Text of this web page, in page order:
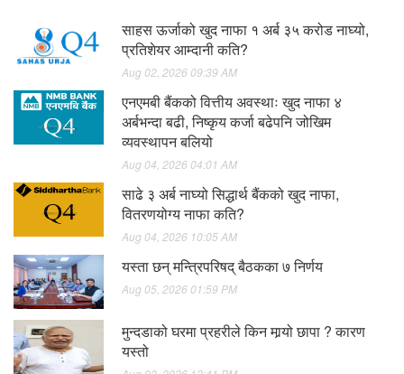
साहस ऊर्जाको खुद नाफा १ अर्ब ३५ करोड नाघ्यो,
प्रतिशेयर आम्दानी कति?
Aug 02, 2026 09:39 AM
एनएमबी बैंकको वित्तीय अवस्थाः खुद नाफा ४
अर्बभन्दा बढी, निष्कृय कर्जा बढेपनि जोखिम
व्यवस्थापन बलियो
Aug 04, 2026 04:01 AM
साढे ३ अर्ब नाघ्यो सिद्धार्थ बैंकको खुद नाफा,
वितरणयोग्य नाफा कति?
Aug 04, 2026 10:05 AM
यस्ता छन् मन्त्रिपरिषद् बैठकका ७ निर्णय
Aug 05, 2026 01:59 PM
मुन्दडाको घरमा प्रहरीले किन मार्‍यो छापा ? कारण
यस्तो